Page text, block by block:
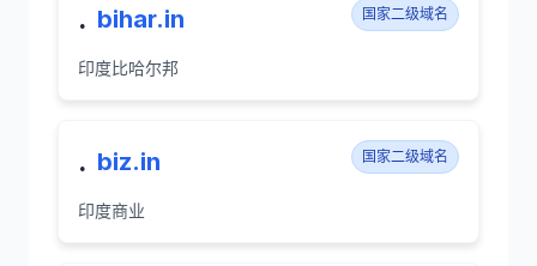
. bihar.in 国家二级域名
印度比哈尔邦
. biz.in 国家二级域名
印度商业